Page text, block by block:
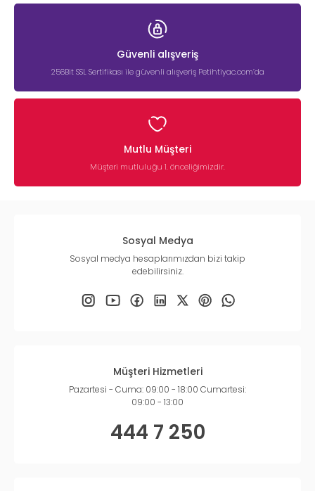
Güvenli alışveriş
256Bit SSL Sertifikası ile güvenli alışveriş Petihtiyac.com’da
Mutlu Müşteri
Müşteri mutluluğu 1. önceliğimizdir.
Sosyal Medya
Sosyal medya hesaplarımızdan bizi takip
edebilirsiniz.
Müşteri Hizmetleri
Pazartesi - Cuma: 09:00 - 18:00 Cumartesi:
09:00 - 13:00
444 7 250